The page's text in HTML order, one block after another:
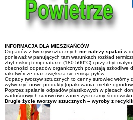
INFORMACJA DLA MIESZKAŃCÓW
Odpadów z tworzyw sztucznych nie należy spalać w
ponieważ w panujących tam warunkach rozkład
zbyt niskiej temperaturze (180-500°C) i przy zbyt
obecności odpadów organicznych powstają szkodliwe
rakotwórcze oraz zwiększa się emisja pyłów.
Odpady tworzyw sztucznych to cenny surowiec wtórny
wytworzyć nowe produkty (opakowania, meble
Poprzez spalanie odpadów plastikowych w piecach
wartościowych surowców i zanieczyszczamy
Drugie życie tworzyw sztucznych – wyroby z